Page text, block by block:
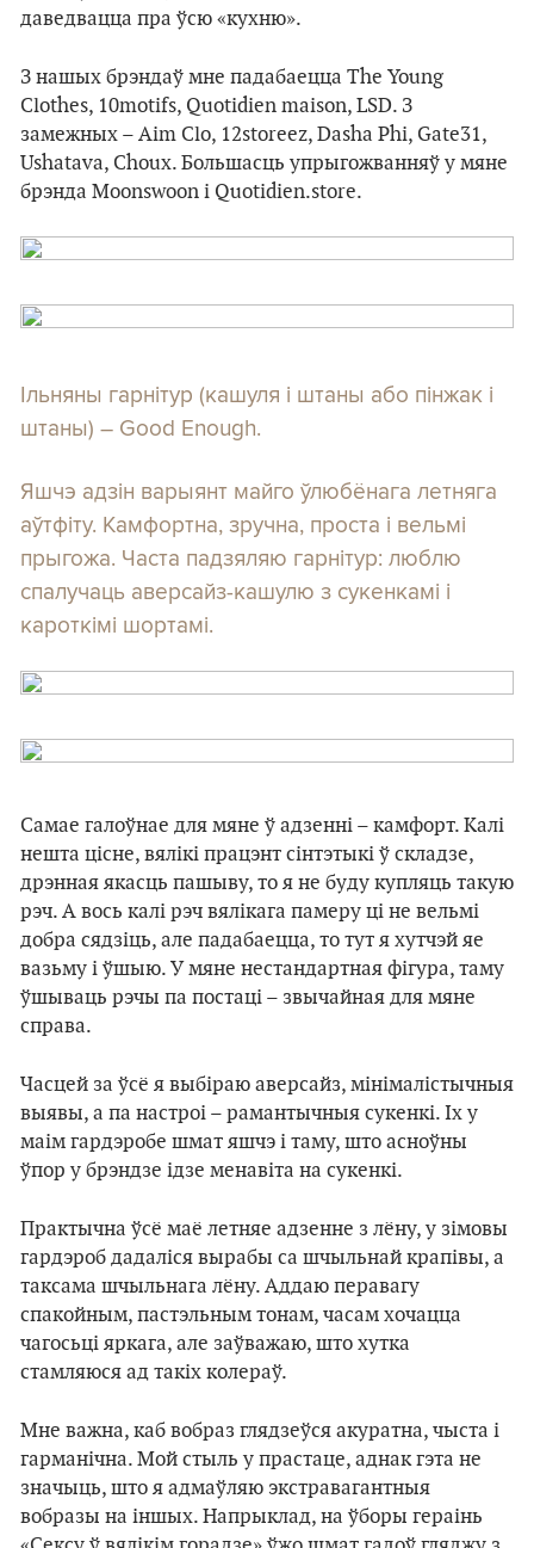
даведвацца пра ўсю «кухню».
З нашых брэндаў мне падабаецца The Young
Clothes, 10motifs, Quotidien maison, LSD. З
замежных – Aim Clo, 12storeez, Dasha Phi, Gate31,
Ushatava, Choux. Большасць упрыгожванняў у мяне
брэнда Moonswoon і Quotidien.store.
Ільняны гарнітур (кашуля і штаны або пінжак і
штаны) – Good Enough.
Яшчэ адзін варыянт майго ўлюбёнага летняга
аўтфіту. Камфортна, зручна, проста і вельмі
прыгожа. Часта падзяляю гарнітур: люблю
спалучаць аверсайз-кашулю з сукенкамі і
кароткімі шортамі.
Самае галоўнае для мяне ў адзенні – камфорт. Калі
нешта цісне, вялікі працэнт сінтэтыкі ў складзе,
дрэнная якасць пашыву, то я не буду купляць такую
рэч. А вось калі рэч вялікага памеру ці не вельмі
добра сядзіць, але падабаецца, то тут я хутчэй яе
вазьму і ўшыю. У мяне нестандартная фігура, таму
ўшываць рэчы па постаці – звычайная для мяне
справа.
Часцей за ўсё я выбіраю аверсайз, мінімалістычныя
выявы, а па настроі – рамантычныя сукенкі. Іх у
маім гардэробе шмат яшчэ і таму, што асноўны
ўпор у брэндзе ідзе менавіта на сукенкі.
Практычна ўсё маё летняе адзенне з лёну, у зімовы
гардэроб дадаліся вырабы са шчыльнай крапівы, а
таксама шчыльнага лёну. Аддаю перавагу
спакойным, пастэльным тонам, часам хочацца
чагосьці яркага, але заўважаю, што хутка
стамляюся ад такіх колераў.
Мне важна, каб вобраз глядзеўся акуратна, чыста і
гарманічна. Мой стыль у прастаце, аднак гэта не
значыць, што я адмаўляю экстравагантныя
вобразы на іншых. Напрыклад, на ўборы гераінь